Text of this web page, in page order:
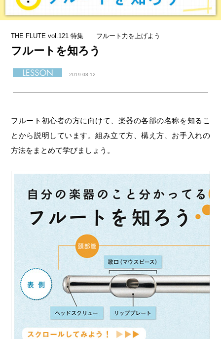
THE FLUTE vol.121 特集 フルート力を上げよう
フルートを知ろう
2019-08-12
フルート初心者の方に向けて、楽器の各部の名称を知るこ
とから説明しています。組み立て方、構え方、お手入れの
方法をまとめて学びましょう。